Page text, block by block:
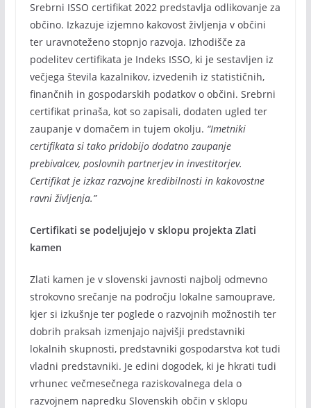
Srebrni ISSO certifikat 2022 predstavlja odlikovanje za
občino. Izkazuje izjemno kakovost življenja v občini
ter uravnoteženo stopnjo razvoja. Izhodišče za
podelitev certifikata je Indeks ISSO, ki je sestavljen iz
večjega števila kazalnikov, izvedenih iz statističnih,
finančnih in gospodarskih podatkov o občini. Srebrni
certifikat prinaša, kot so zapisali, dodaten ugled ter
zaupanje v domačem in tujem okolju. “Imetniki
certifikata si tako pridobijo dodatno zaupanje
prebivalcev, poslovnih partnerjev in investitorjev.
Certifikat je izkaz razvojne kredibilnosti in kakovostne
ravni življenja.”
Certifikati se podeljujejo v sklopu projekta Zlati
kamen
Zlati kamen je v slovenski javnosti najbolj odmevno
strokovno srečanje na področju lokalne samouprave,
kjer si izkušnje ter poglede o razvojnih možnostih ter
dobrih praksah izmenjajo najvišji predstavniki
lokalnih skupnosti, predstavniki gospodarstva kot tudi
vladni predstavniki. Je edini dogodek, ki je hkrati tudi
vrhunec večmesečnega raziskovalnega dela o
razvojnem napredku Slovenskih občin v sklopu